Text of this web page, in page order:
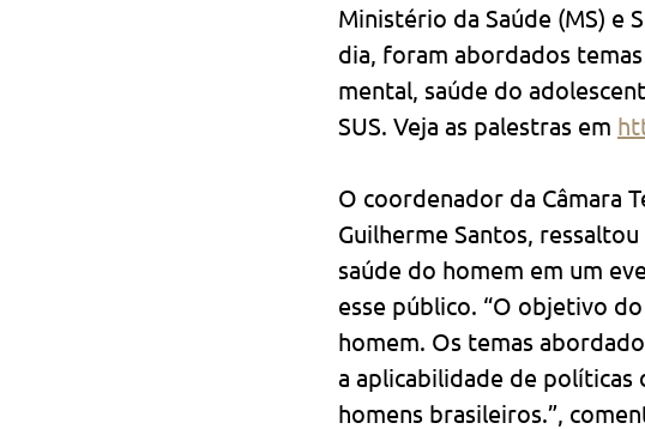
Ministério da Saúde (MS) e
dia, foram abordados
mental, saúde do
SUS. Veja as palestras em
O coordenador da Câmara
Guilherme Santos,
saúde do homem em um
esse público. “O objetivo
homem. Os temas
a aplicabilidade de políticas
homens brasileiros.”,